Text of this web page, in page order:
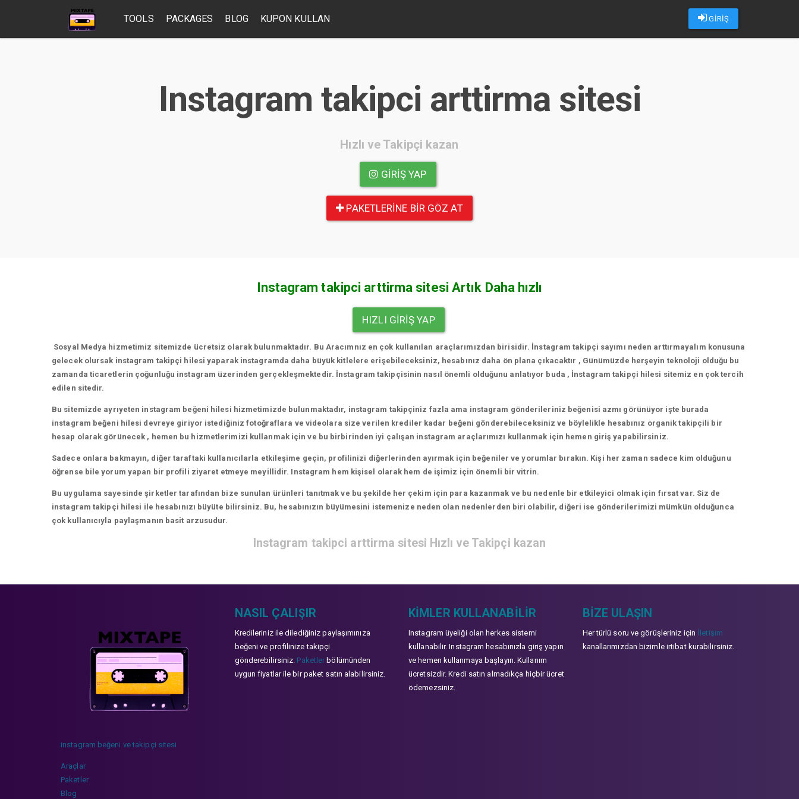
GİRİŞ
TOOLS PACKAGES BLOG KUPON KULLAN
Instagram takipci arttirma sitesi
Hızlı ve Takipçi kazan
GIRIŞ YAP
PAKETLERINE BIR GÖZ AT
Instagram takipci arttirma sitesi Artık Daha hızlı
HIZLI GIRIŞ YAP
Sosyal Medya hizmetimiz sitemizde ücretsiz olarak bulunmaktadır. Bu Aracımnız en çok kullanılan araçlarımızdan birisidir. İnstagram takipçi sayımı neden arttırmayalım konusuna
gelecek olursak instagram takipçi hilesi yaparak instagramda daha büyük kitlelere erişebileceksiniz, hesabınız daha ön plana çıkacaktır , Günümüzde herşeyin teknoloji olduğu bu
zamanda ticaretlerin çoğunluğu instagram üzerinden gerçekleşmektedir. İnstagram takipçisinin nasıl önemli olduğunu anlatıyor buda , İnstagram takipçi hilesi sitemiz en çok tercih
edilen sitedir.
Bu sitemizde ayrıyeten instagram beğeni hilesi hizmetimizde bulunmaktadır, instagram takipçiniz fazla ama instagram gönderileriniz beğenisi azmı görünüyor işte burada
instagram beğeni hilesi devreye giriyor istediğiniz fotoğraflara ve videolara size verilen krediler kadar beğeni gönderebileceksiniz ve böylelikle hesabınız organik takipçili bir
hesap olarak görünecek , hemen bu hizmetlerimizi kullanmak için ve bu birbirinden iyi çalışan instagram araçlarımızı kullanmak için hemen giriş yapabilirsiniz.
Sadece onlara bakmayın, diğer taraftaki kullanıcılarla etkileşime geçin, profilinizi diğerlerinden ayırmak için beğeniler ve yorumlar bırakın. Kişi her zaman sadece kim olduğunu
öğrense bile yorum yapan bir profili ziyaret etmeye meyillidir. Instagram hem kişisel olarak hem de işimiz için önemli bir vitrin.
Bu uygulama sayesinde şirketler tarafından bize sunulan ürünleri tanıtmak ve bu şekilde her çekim için para kazanmak ve bu nedenle bir etkileyici olmak için fırsat var. Siz de
instagram takipçi hilesi ile hesabınızı büyüte bilirsiniz. Bu, hesabınızın büyümesini istemenize neden olan nedenlerden biri olabilir, diğeri ise gönderilerimizi mümkün olduğunca
çok kullanıcıyla paylaşmanın basit arzusudur.
Instagram takipci arttirma sitesi Hızlı ve Takipçi kazan
instagram beğeni ve takipçi sitesi
Araçlar
Paketler
Blog
NASIL ÇALIŞIR
Kredileriniz ile dilediğiniz paylaşımınıza
beğeni ve profilinize takipçi
gönderebilirsiniz. Paketler bölümünden
uygun fiyatlar ile bir paket satın alabilirsiniz.
KIMLER KULLANABILIR
Instagram üyeliği olan herkes sistemi
kullanabilir. Instagram hesabınızla giriş yapın
ve hemen kullanmaya başlayın. Kullanım
ücretsizdir. Kredi satın almadıkça hiçbir ücret
ödemezsiniz.
BIZE ULAŞIN
Her türlü soru ve görüşleriniz için İletişim
kanallarımızdan bizimle irtibat kurabilirsiniz.